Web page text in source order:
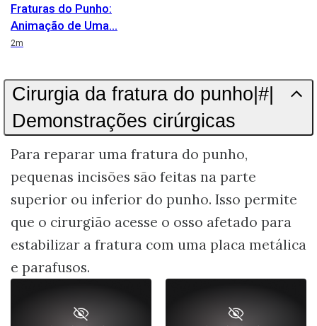
Fraturas do Punho:
Animação de Uma
Duration
2m
Cirurgia da fratura do punho|#|
Demonstrações cirúrgicas
Para reparar uma fratura do punho,
pequenas incisões são feitas na parte
superior ou inferior do punho. Isso permite
que o cirurgião acesse o osso afetado para
estabilizar a fratura com uma placa metálica
e parafusos.